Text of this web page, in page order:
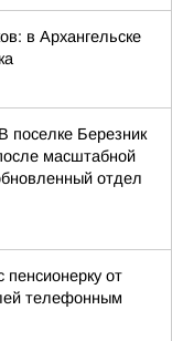
в Архангельске
поселке Березник
масштабной
отдел
пенсионерку от
телефонным